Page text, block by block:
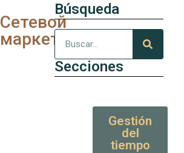
Сетевой
маркетинг
Búsqueda
Secciones
Gestión
del
tiempo